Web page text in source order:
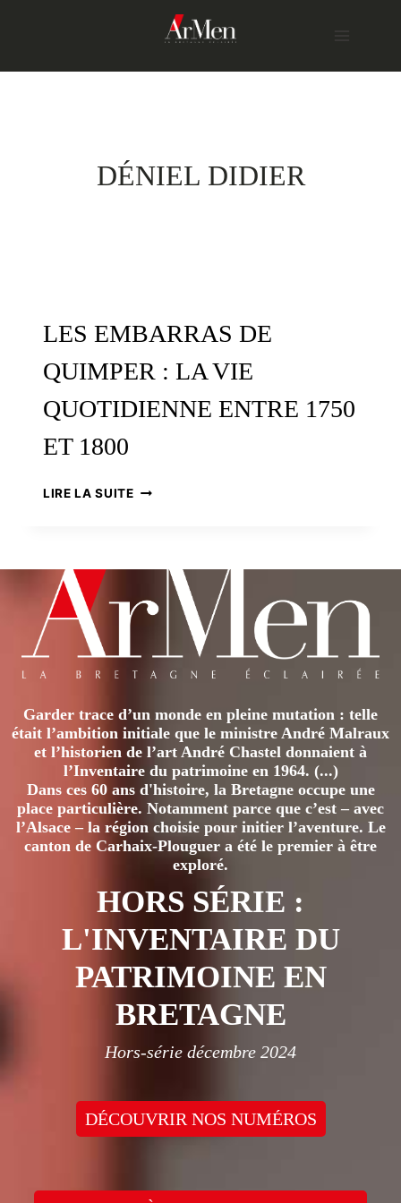
DÉNIEL DIDIER
LES EMBARRAS DE
QUIMPER : LA VIE
QUOTIDIENNE ENTRE 1750
ET 1800
LIRE LA SUITELES
VIE
QUOTIDIENNE
1750
ET
Garder trace d’un monde en pleine mutation : telle
était l’ambition initiale que le ministre André Malraux
et l’historien de l’art André Chastel donnaient à
l’Inventaire du patrimoine en 1964. (...)
Dans ces 60 ans d'histoire, la Bretagne occupe une
place particulière. Notamment parce que c’est – avec
l’Alsace – la région choisie pour initier l’aventure. Le
canton de Carhaix-Plouguer a été le premier à être
exploré.
HORS SÉRIE :
L'INVENTAIRE DU
PATRIMOINE EN
BRETAGNE
Hors-série décembre 2024
DÉCOUVRIR NOS NUMÉROS